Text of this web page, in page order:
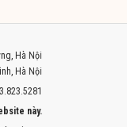
Hà Nội
Hà Nội
này.